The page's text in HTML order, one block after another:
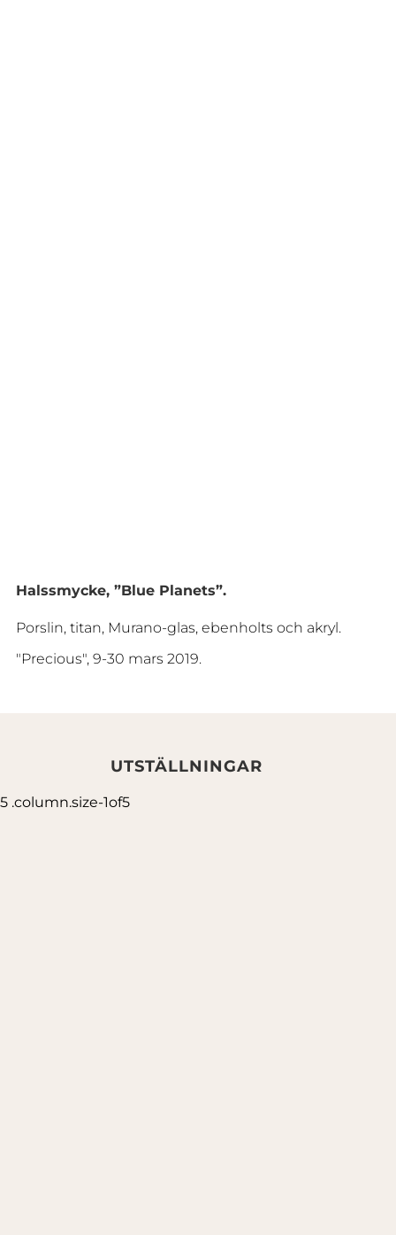
Halssmycke, ”Blue Planets”.
Porslin, titan, Murano-glas, ebenholts och akryl.
"Precious", 9-30 mars 2019.
UTSTÄLLNINGAR